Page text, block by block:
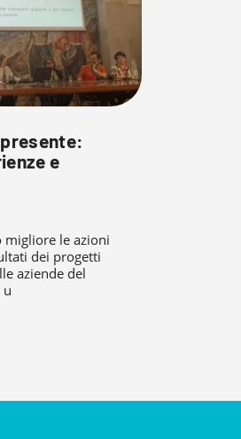
e
migliore le azioni
dei progetti
aziende del
u